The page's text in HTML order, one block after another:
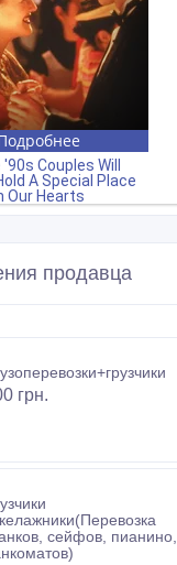
продавца
грн.
сейфов, пианино,